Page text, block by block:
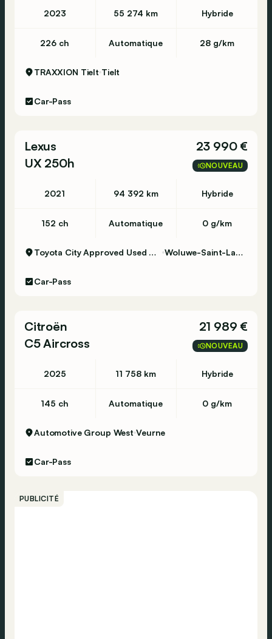
2023 55 274 km Hybride
226 ch Automatique 28 g/km
TRAXXION Tielt Tielt
Car-Pass
Lexus
UX 250h
23 990 €
NOUVEAU
2021 94 392 km Hybride
152 ch Automatique 0 g/km
Toyota City Approved Used Woluwe Woluwe-Saint-Lambert
Car-Pass
Citroën
C5 Aircross
21 989 €
NOUVEAU
2025 11 758 km Hybride
145 ch Automatique 0 g/km
Automotive Group West Veurne
Car-Pass
PUBLICITÉ